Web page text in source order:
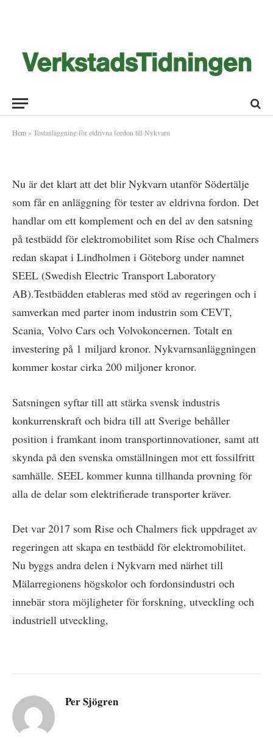
Hem » Testanläggning för eldrivna fordon till Nykvarn
Testanläggning för eldrivna fordon
till Nykvarn
Nu är det klart att det blir Nykvarn utanför Södertälje
som får en anläggning för tester av eldrivna fordon. Det
handlar om ett komplement och en del av den satsning
på testbädd för elektromobilitet som Rise och Chalmers
redan skapat i Lindholmen i Göteborg under namnet
SEEL (Swedish Electric Transport Laboratory
AB).Testbädden etableras med stöd av regeringen och i
samverkan med parter inom industrin som CEVT,
Scania, Volvo Cars och Volvokoncernen. Totalt en
investering på 1 miljard kronor. Nykvarnsanläggningen
kommer kostar cirka 200 miljoner kronor.
Satsningen syftar till att stärka svensk industris
konkurrenskraft och bidra till att Sverige behåller
position i framkant inom transportinnovationer, samt att
skynda på den svenska omställningen mot ett fossilfritt
samhälle. SEEL kommer kunna tillhanda provning för
alla de delar som elektrifierade transporter kräver.
Det var 2017 som Rise och Chalmers fick uppdraget av
regeringen att skapa en testbädd för elektromobilitet.
Nu byggs andra delen i Nykvarn med närhet till
Mälarregionens högskolor och fordonsindustri och
innebär stora möjligheter för forskning, utveckling och
industriell utveckling,
Per Sjögren